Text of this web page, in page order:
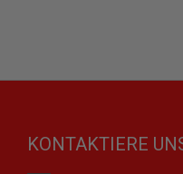
KONTAKTIERE